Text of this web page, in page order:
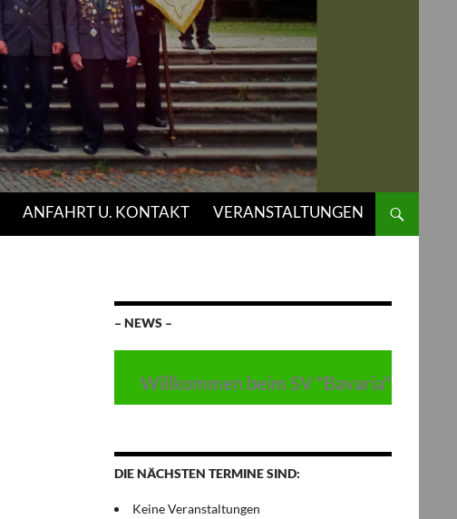
ANFAHRT U. KONTAKT VERANSTALTUNGEN
– NEWS –
Willkommen beim SV "Bavaria" Thulba
DIE NÄCHSTEN TERMINE SIND:
Keine Veranstaltungen